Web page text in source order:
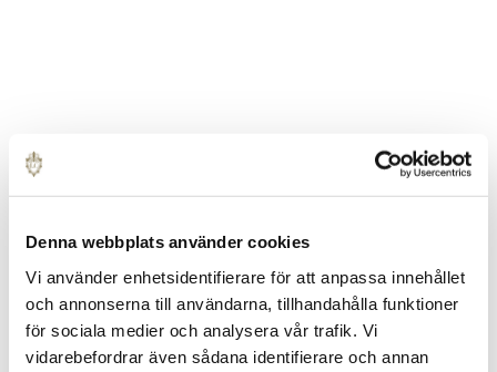
Denna webbplats använder cookies
Vi använder enhetsidentifierare för att anpassa innehållet
och annonserna till användarna, tillhandahålla funktioner
för sociala medier och analysera vår trafik. Vi
vidarebefordrar även sådana identifierare och annan